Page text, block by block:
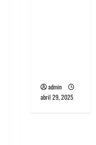
admin
abril 29, 2025